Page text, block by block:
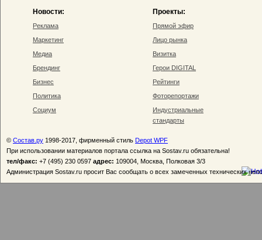
Новости:
Реклама
Маркетинг
Медиа
Брендинг
Бизнес
Политика
Социум
Проекты:
Прямой эфир
Лицо рынка
Визитка
Герои DIGITAL
Рейтинги
Фоторепортажи
Индустриальные
стандарты
© Состав.ру 1998-2017, фирменный стиль Depot WPF
При использовании материалов портала ссылка на Sostav.ru обязательна!
тел/факс: +7 (495) 230 0597 адрес: 109004, Москва, Полковая 3/3
Администрация Sostav.ru просит Вас сообщать о всех замеченных технических